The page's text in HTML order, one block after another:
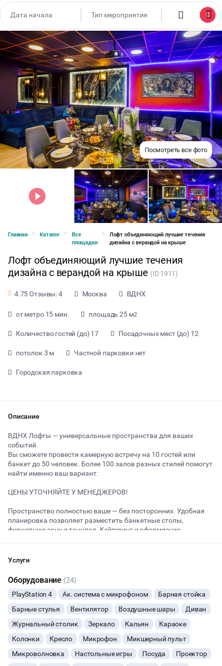
Посмотреть все фото
Главная Каталог
Все
площадки
Лофт объединяющий лучшие течения
дизайна с верандой на крыше
Лофт объединяющий лучшие течения
дизайна с верандой на крыше (ID 1911)
4.75 Отзывы: 4 Москва ВДНХ
от метро 15 мин. площадь 25 м2
Количество гостей (до) 17 Посадочных мест (до) 12
потолок 3 м Частной парковки нет
Городская парковка
Описание
ВДНХ Лофты — универсальные пространства для ваших
событий.
Вы сможете провести камерную встречу на 10 гостей или
банкет до 50 человек. Более 100 залов разных стилей помогут
найти именно ваш вариант.
ЦЕНЫ УТОЧНЯЙТЕ У МЕНЕДЖЕРОВ!
Пространство полностью ваше — без посторонних. Удобная
планировка позволяет разместить банкетные столы,
фуршетную зону и танцпол. Кейтеринг и оформление
Лофт "Империал" с верандой на крыше - это уникальное
элегантностью и уютом. Лофт объединяет лучшие течения
моды и дизайна, чтобы создать неповторимую атмосферу для
Ваших особых событий, от дней рождений до деловых встреч.
В нем могут комфортно разместиться до 17 человек.
В лофте есть все необходимое для Вашего комфортного
отдыха:
• Проектор с большим экраном
• Панорамные окна
• Караоке
Услуги
Оборудование (24)
PlayStation 4 Ак. система с микрофоном
Барная стойка
Барные стулья
Вентилятор Воздушные шары
Диван
Журнальный столик
Зеркало Кальян
Караоке
Колонки
Кресло Микрофон
Микшерный пульт
Микроволновка
Настольные игры Посуда
Проектор
от 2900 ₽ за час
Тип мероприятия
ДЕВИЧНИК
СВАДЬБЫ
КОРПОРАТИВЫ
ДЕЛОВЫЕ МЕРОПРИЯТИЯ
КВАРТИРНИКИ
Начало
Вы можете отменить заявку в любой момент, это бесплатно
или поменять параметры с нашим менеджером после того, как
оставите заявку
🔥 10 человек интересовались этой площадкой сегодня